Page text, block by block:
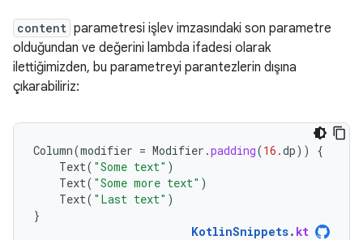
content parametresi işlev imzasındaki son parametre
olduğundan ve değerini lambda ifadesi olarak
ilettiğimizden, bu parametreyi parantezlerin dışına
çıkarabiliriz:
Column(modifier = Modifier .padding(16.dp))
{
Text( "Some text" )
Text( "Some more text" )
Text( "Last text" )
}
KotlinSnippets. kt